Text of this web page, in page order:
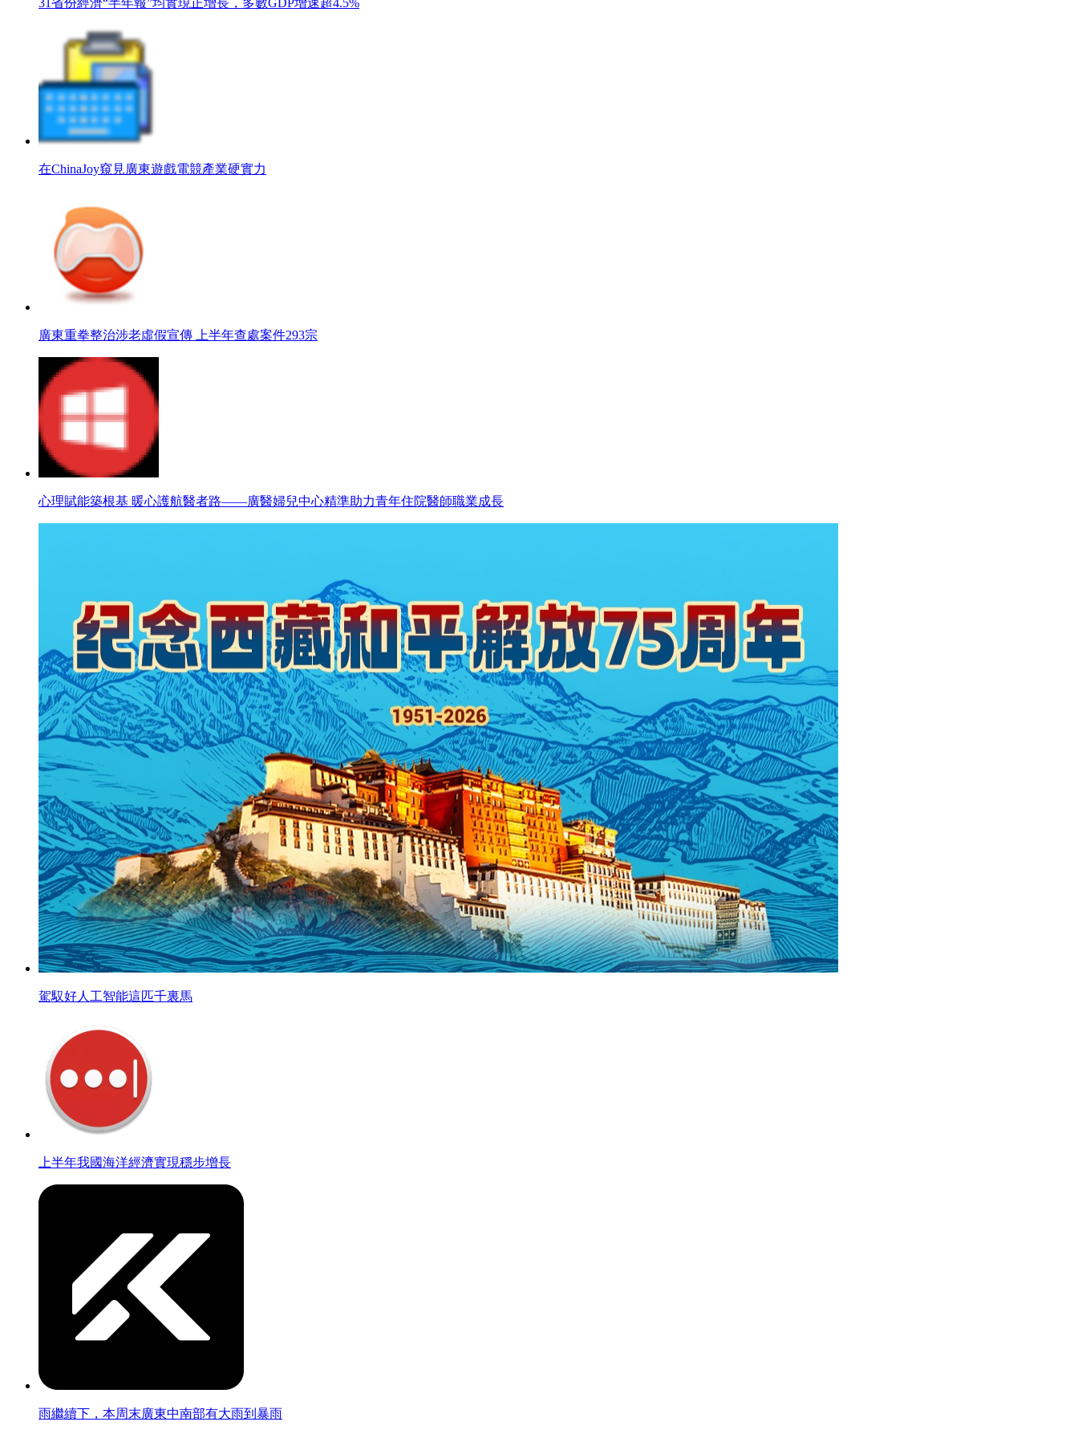
31省份經濟“半年報”均實現正增長，多數GDP增速超4.5%
在ChinaJoy窺見廣東遊戲電競產業硬實力
廣東重拳整治涉老虛假宣傳 上半年查處案件293宗
心理賦能築根基 暖心護航醫者路——廣醫婦兒中心精準助力青年住院醫師職業成長
駕馭好人工智能這匹千裏馬
上半年我國海洋經濟實現穩步增長
雨繼續下，本周末廣東中南部有大雨到暴雨